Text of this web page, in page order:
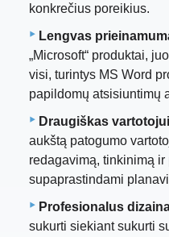
konkrečius poreikius.
Lengvas
„Microsoft“ produktai,
visi, turintys MS Word
papildomų atsisiuntimų
Draugiškas
aukštą patogumo
redagavimą, tinkinimą
supaprastindami
Profesionalus
sukurti siekiant sukurti